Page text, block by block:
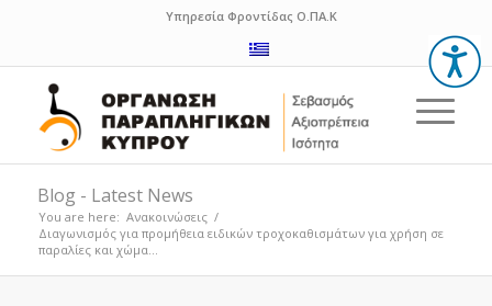
Υπηρεσία Φροντίδας Ο.ΠΑ.Κ
Blog - Latest News
You are here: Ανακοινώσεις /
Διαγωνισμός για προμήθεια ειδικών τροχοκαθισμάτων για χρήση σε
παραλίες και χώμα...